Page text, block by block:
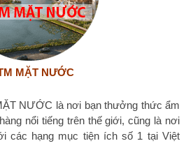
MẶT NƯỚC
NƯỚC là nơi bạn thưởng thức ẩm
nổi tiếng trên thế giới, cũng là nơi
các hạng mục tiện ích số 1 tại Việt